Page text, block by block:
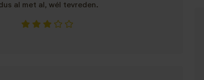
al met al, wél tevreden.